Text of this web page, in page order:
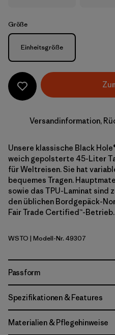
Größe
Größe
Einheitsgröße
Versandinformation,
Unsere klassische Black
weich gepolsterte 45-Liter
für Weltreisen. Sie hat
bequemes Tragen.
sowie das TPU-Laminat sind
den üblichen Bordgepäck-
Fair Trade Certified™-Betrieb.
Weathered Stone
WSTO | Modell-Nr. 49307
Passform
Spezifikationen & Features
Materialien & Pflegehinweise